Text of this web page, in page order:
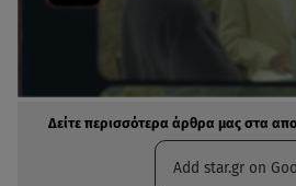
Δείτε περισσότερα άρθρα μας στα
Add star.gr on